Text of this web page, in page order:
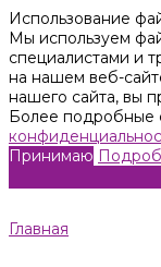
Использование
Мы используем
специалистами и
на нашем веб-
нашего сайта, вы
Более подробные
Принимаю
Главная